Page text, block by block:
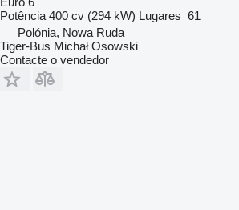
Potência 400 cv (294 kW) Lugares 61
Polónia, Nowa Ruda
Tiger-Bus Michał Osowski
Contacte o vendedor